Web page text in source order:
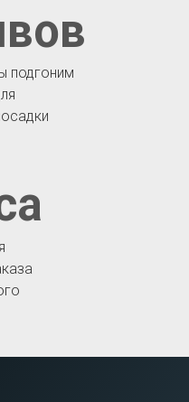
подгоним